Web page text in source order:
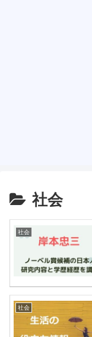
社会
社会
社会